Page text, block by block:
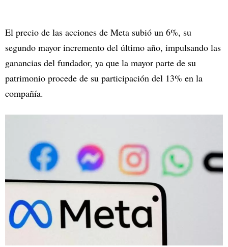
El precio de las acciones de Meta subió un 6%, su
segundo mayor incremento del último año, impulsando las
ganancias del fundador, ya que la mayor parte de su
patrimonio procede de su participación del 13% en la
compañía.